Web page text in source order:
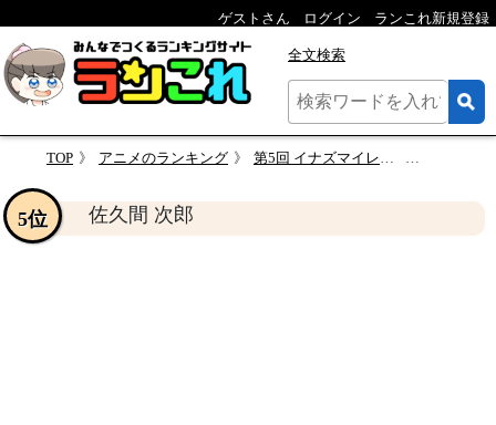
ゲストさん ログイン ランこれ新規登録
全文検索
TOP アニメのランキング 第5回 イナズマイレブン 人気キャラクターランキング
佐久間 次郎
5位